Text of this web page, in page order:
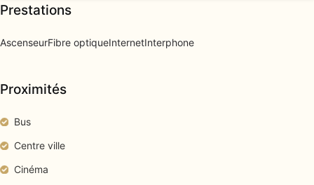
Prestations
AscenseurFibre optiqueInternetInterphone
Proximités
Bus
Centre ville
Cinéma